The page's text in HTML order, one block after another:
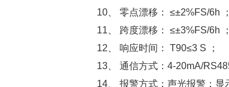
10 、 零点漂移： ≤±2%FS/6h
；
11 、 跨度漂移： ≤±3%FS/6h
；
12 、 响应时间： T90≤3 S
；
13 、 通信方式： 4-20mA/
14 报警方式：声光报警；显